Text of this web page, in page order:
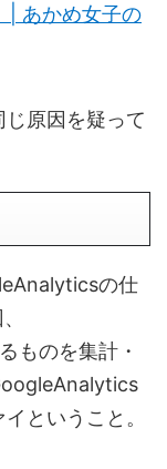
| あかめ女子の
原因を疑って
の仕
ものを集計・
ということ。